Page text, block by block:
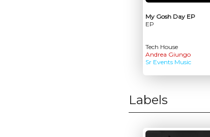
My Gosh Day EP
EP
Tech House
Andrea Giungo
Sr Events Music
Labels